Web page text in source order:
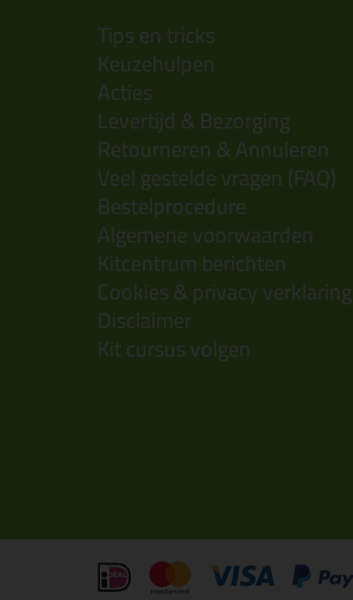
Tips en tricks
Keuzehulpen
Acties
Levertijd & Bezorging
Retourneren & Annuleren
Veel gestelde vragen (FAQ)
Bestelprocedure
Algemene voorwaarden
Kitcentrum berichten
Cookies & privacy verklaring
Disclaimer
Kit cursus volgen